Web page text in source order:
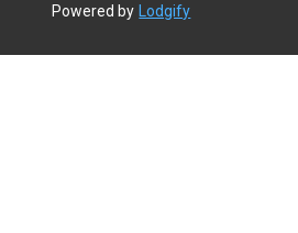
Powered by
Lodgify